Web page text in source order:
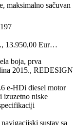
maksimalno sačuvan
13.950,00 Eur…
boja, prva
2015., REDESIGN
e-HDi diesel motor
izuzetno niske
sustav sa